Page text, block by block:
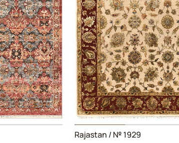
Rajastan / № 1929